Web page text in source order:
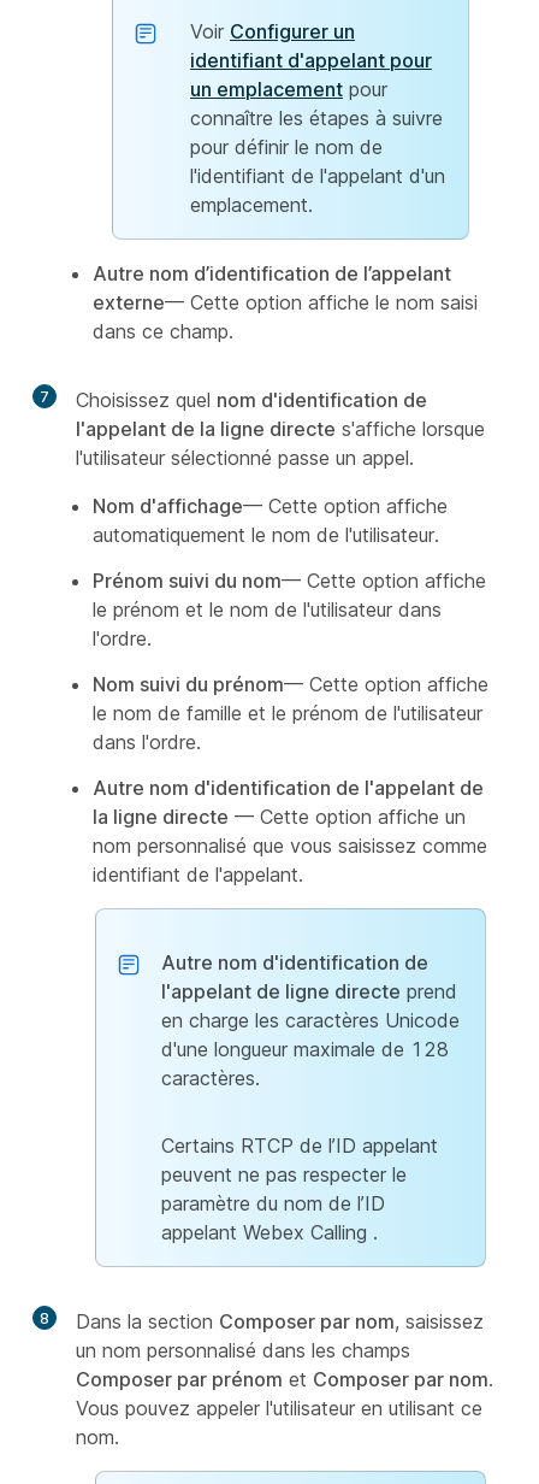
Voir Configurer un
identifiant d'appelant pour
un emplacement pour
connaître les étapes à suivre
pour définir le nom de
l'identifiant de l'appelant d'un
emplacement.
Autre nom d’identification de l’appelant
externe— Cette option affiche le nom saisi
dans ce champ.
7 Choisissez quel nom d'identification de
l'appelant de la ligne directe s'affiche lorsque
l'utilisateur sélectionné passe un appel.
Nom d'affichage— Cette option affiche
automatiquement le nom de l'utilisateur.
Prénom suivi du nom— Cette option affiche
le prénom et le nom de l'utilisateur dans
l'ordre.
Nom suivi du prénom— Cette option affiche
le nom de famille et le prénom de l'utilisateur
dans l'ordre.
Autre nom d'identification de l'appelant de
la ligne directe — Cette option affiche un
nom personnalisé que vous saisissez comme
identifiant de l'appelant.
Autre nom d'identification de
l'appelant de ligne directe prend
en charge les caractères Unicode
d'une longueur maximale de 128
caractères.
Certains RTCP de l’ID appelant
peuvent ne pas respecter le
paramètre du nom de l’ID
appelant Webex Calling .
8 Dans la section Composer par nom, saisissez
un nom personnalisé dans les champs
Composer par prénom et Composer par nom.
Vous pouvez appeler l'utilisateur en utilisant ce
nom.